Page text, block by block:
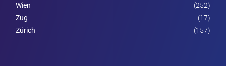
Wien
(252)
Zug
(17)
Zürich
(157)